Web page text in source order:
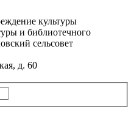
культуры
и библиотечного
сельсовет
д. 60